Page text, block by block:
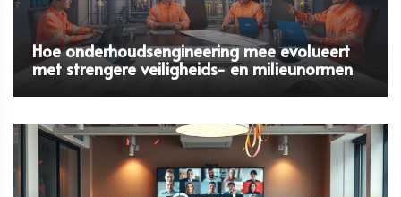
Hoe onderhoudsengineering mee evolueert
met strengere veiligheids- en milieunormen